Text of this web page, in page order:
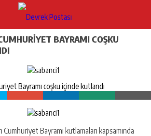
BAYRAMI COŞKU
Cumhuriyet Bayramı kutlamaları kapsamında